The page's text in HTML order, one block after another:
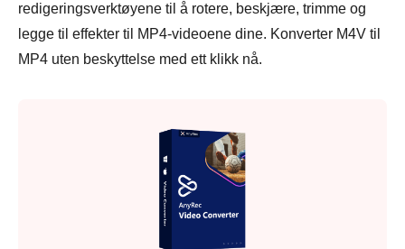
redigeringsverktøyene til å rotere, beskjære, trimme og
legge til effekter til MP4-videoene dine. Konverter M4V til
MP4 uten beskyttelse med ett klikk nå.